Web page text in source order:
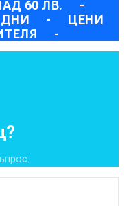
60 ЛВ.
-
ДНИ
-
ЦЕНИ
-